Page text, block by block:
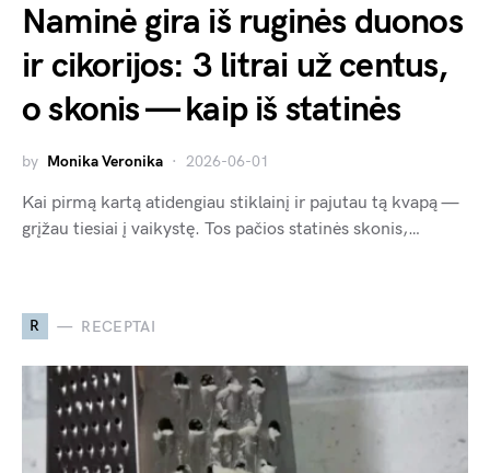
Naminė gira iš ruginės duonos
ir cikorijos: 3 litrai už centus,
o skonis — kaip iš statinės
by Monika Veronika 2026-06-01
Kai pirmą kartą atidengiau stiklainį ir pajutau tą kvapą —
grįžau tiesiai į vaikystę. Tos pačios statinės skonis,…
R RECEPTAI